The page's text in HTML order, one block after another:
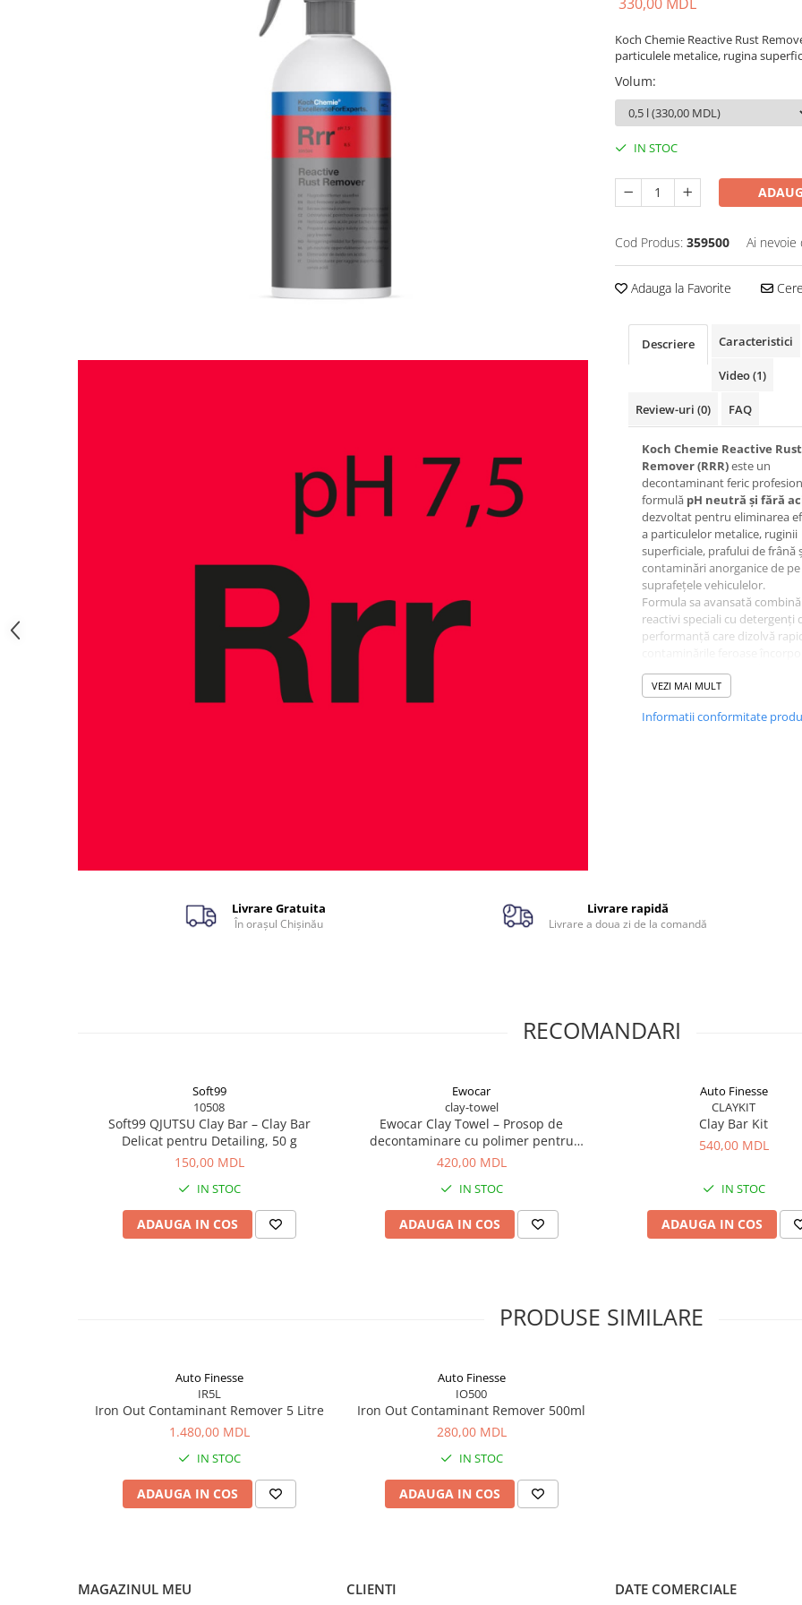
Koch Chemie Reactive Rust
particulele metalice, rugina
Volum:
IN STOC
Cod Produs: 359500 Ai nevoie
Adauga la Favorite
Descriere Caracteristici
Video(1)
Review-uri (0) FAQ
Koch Chemie Reactive Rust
Remover (RRR)este un
decontaminant feric
formulă pH neutră și fără
dezvoltat pentru eliminarea
a particulelor metalice, ruginii
superficiale, prafului de frână
contaminări anorganice de pe
suprafețele vehiculelor.
Formula sa avansată
reactivi speciali cu detergenți
performanță care dizolvă
vopsea, sticlă și jante. În timpul
procesului de reacție, produsul
indicând activitatea de
suprafețelor înainte de polish,
aplicarea protecțiilor ceramice,
VEZI MAI MULT
Informatii conformitate
Livrare Gratuita
În orașul Chișinău
Livrare rapidă
Livrare a doua zi de la comandă
RECOMANDARI
Soft99
10508
Soft99 QJUTSU Clay Bar – Clay Bar
Delicat pentru Detailing, 50 g
150,00 MDL
IN STOC
ADAUGA IN COS
Ewocar
clay-towel
Ewocar Clay Towel – Prosop de
decontaminare cu polimer pentru
îndepărtarea contaminanților
420,00 MDL
IN STOC
ADAUGA IN COS
Auto Finesse
CLAYKIT
Clay Bar Kit
540,00 MDL
IN STOC
ADAUGA IN COS
PRODUSE SIMILARE
Auto Finesse
IR5L
Iron Out Contaminant Remover 5 Litre
1.480,00 MDL
IN STOC
ADAUGA IN COS
Auto Finesse
IO500
Iron Out Contaminant Remover 500ml
280,00 MDL
IN STOC
ADAUGA IN COS
MAGAZINUL MEU CLIENTI DATE COMERCIALE